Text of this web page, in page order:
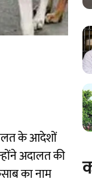
के आदेशों
अदालत की
का नाम